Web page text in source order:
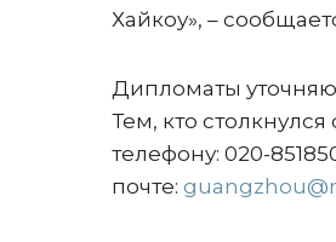
Хайкоу», –
Дипломаты
Тем, кто
телефону: 020-
почте: